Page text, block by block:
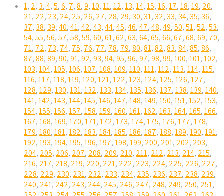
1, 2, 3,4,5,6, 7,8,9,10,11,12,13,14,15,16,17,18,19, 20,
21, 22, 23, 24, 25, 26, 27, 28, 29, 30, 31, 32, 33, 34, 35, 36,
37, 38, 39,40,41,42,43,44,45,46,47,48,49,50,51,52,53,
54,55,56,57,58,59,60,61,62,63,64,65,66,67,68,69, 70,
71, 72, 73, 74, 75, 76, 77, 78, 79,80,81,82,83,84,85,86,
87,88,89,90,91,92,93,94,95,96,97,98,99,100,101,102,
103,104,105,106,107,108,109,110,111,112,113,114,115,
116,117,118,119,120,121,122,123,124,125,126,127,
128,129,130,131,132,133,134,135,136,137,138,139,140,
141,142,143,144,145,146,147,148,149,150,151,152,153,
154,155,156,157,158,159,160,161,162,163,164,165,166,
167,168,169,170,171,172,173,174,175,176,177,178,
179,180,181,182,183,184,185,186,187,188,189,190,191,
192,193,194,195,196,197,198,199, 200, 201, 202, 203,
204, 205, 206, 207, 208, 209, 210, 211, 212, 213, 214, 215,
216, 217, 218, 219, 220, 221, 222, 223, 224, 225, 226, 227,
228, 229, 230, 231, 232, 233, 234, 235, 236, 237, 238, 239,
240, 241, 242, 243, 244, 245, 246, 247, 248, 249, 250, 251,